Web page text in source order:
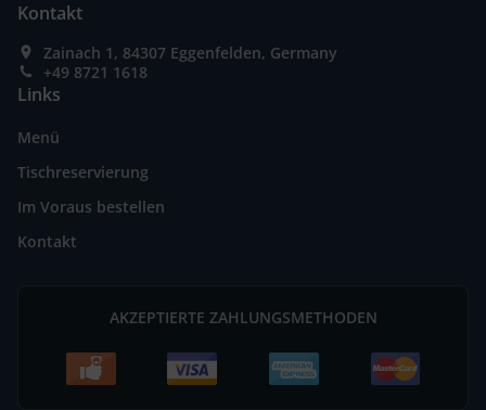
Kontakt
Zainach 1, 84307 Eggenfelden, Germany
+49 8721 1618
Links
Menü
Tischreservierung
Im Voraus bestellen
Kontakt
AKZEPTIERTE ZAHLUNGSMETHODEN